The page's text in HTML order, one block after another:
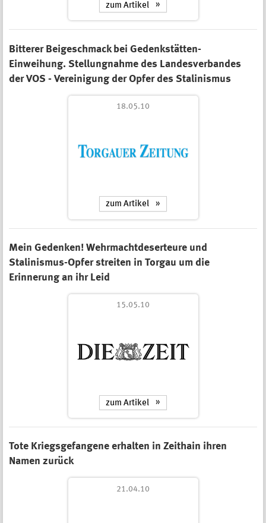
zum Artikel
Bitterer Beigeschmack bei Gedenkstätten-
Einweihung. Stellungnahme des Landesverbandes
der VOS - Vereinigung der Opfer des Stalinismus
18.05.10
zum Artikel
Mein Gedenken! Wehrmachtdeserteure und
Stalinismus-Opfer streiten in Torgau um die
Erinnerung an ihr Leid
15.05.10
zum Artikel
Tote Kriegsgefangene erhalten in Zeithain ihren
Namen zurück
21.04.10